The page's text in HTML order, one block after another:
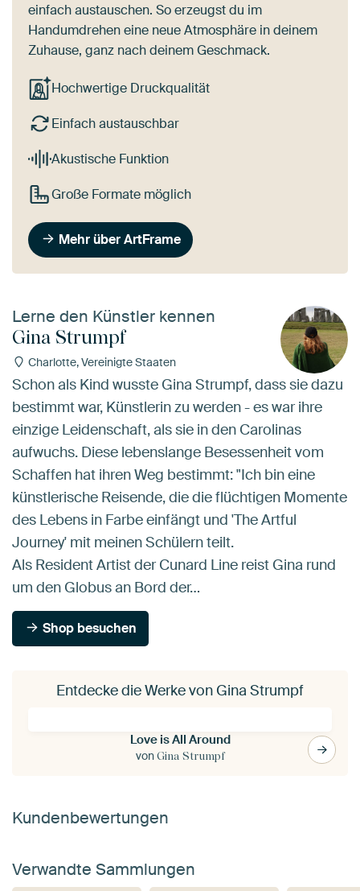
einfach austauschen. So erzeugst du im
Handumdrehen eine neue Atmosphäre in deinem
Zuhause, ganz nach deinem Geschmack.
Hochwertige Druckqualität
Einfach austauschbar
Akustische Funktion
Große Formate möglich
Mehr über ArtFrame
Lerne den Künstler kennen
Gina Strumpf
Charlotte, Vereinigte Staaten
Schon als Kind wusste Gina Strumpf, dass sie dazu
bestimmt war, Künstlerin zu werden - es war ihre
einzige Leidenschaft, als sie in den Carolinas
aufwuchs. Diese lebenslange Besessenheit vom
Schaffen hat ihren Weg bestimmt: "Ich bin eine
künstlerische Reisende, die die flüchtigen Momente
des Lebens in Farbe einfängt und 'The Artful
Journey' mit meinen Schülern teilt.
Als Resident Artist der Cunard Line reist Gina rund
um den Globus an Bord der…
Shop besuchen
Entdecke die Werke von Gina Strumpf
Love is All Around
vonGina Strumpf
Kundenbewertungen
Verwandte Sammlungen